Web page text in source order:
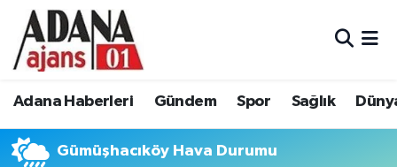
Adana Haberleri Gündem Spor Sağlık
Gümüşhacıköy Hava Durumu
Adana Haberleri
Spor
Adana Nöbetçi Eczaneler
Adana Namaz Vakitleri